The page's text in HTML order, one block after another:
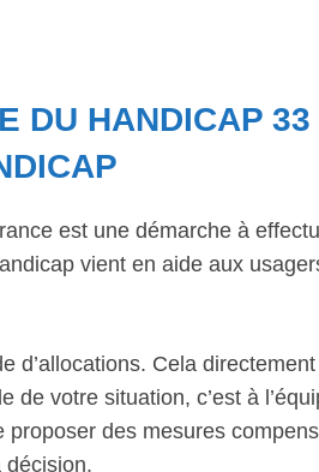
DU HANDICAP 33
est une démarche à
vient en aide aux
d’allocations. Cela
de votre situation, c’est à
des mesures
décision.